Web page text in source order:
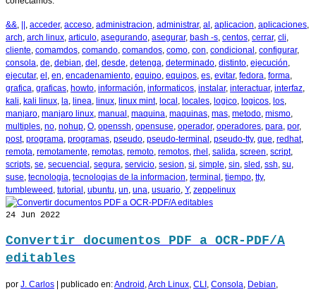
&& || acceder, acceso administracion administrar, al aplicacion aplicaciones
arch arch linux articulo asegurando asegurar, bash -s centos cerrar, cli
cliente comamdos comando comandos como con condicional configurar,
consola de debian del desde detenga determinado distinto ejecución
ejecutar, el en encadenamiento equipo equipos es evitar, fedora forma
grafica graficas howto información informaticos instalar, interactuar, interfaz
kali kali linux la linea linux linux mint, local locales logico logicos los
manjaro manjaro linux manual maquina maquinas mas metodo mismo
multiples no nohup O openssh opensuse operador, operadores para por,
post, programa programas pseudo pseudo-terminal pseudo-tty, que redhat,
remota remotamente remotas remoto remotos rhel salida screen script,
scripts se secuencial segura servicio sesion si simple sin sled ssh su
suse tecnologia tecnologias de la informacion terminal tiempo tty,
tumbleweed tutorial ubuntu un una usuario Y, zeppelinux
24 Jun 2022
Convertir documentos PDF a OCR-PDF/A
editables
por J. Carlos | publicado en:Android Arch Linux CLI Consola Debian